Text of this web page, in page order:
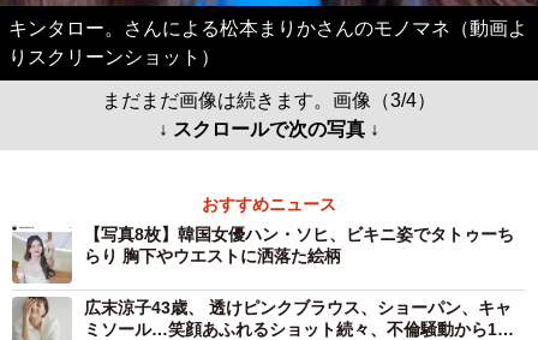
キンタロー。さんによる松本まりかさんのモノマネ（動画よ
りスクリーンショット）
まだまだ画像は続きます。画像（3/4）
↓ スクロールで次の写真 ↓
おすすめニュース
【写真8枚】韓国女優ハン・ソヒ、ビキニ姿でタトゥーち
らり 胸下やウエストに洒落た絵柄
広末涼子43歳、 透けピンクブラウス、ショーパン、キャ
ミソール…笑顔あふれるショット続々、不倫騒動から1年